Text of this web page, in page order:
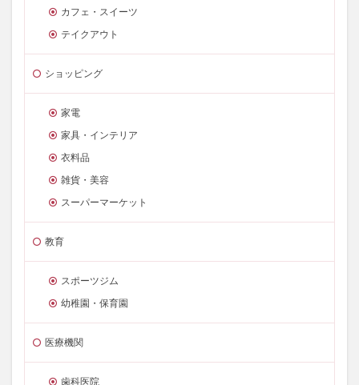
カフェ・スイーツ
テイクアウト
ショッピング
家電
家具・インテリア
衣料品
雑貨・美容
スーパーマーケット
教育
スポーツジム
幼稚園・保育園
医療機関
歯科医院